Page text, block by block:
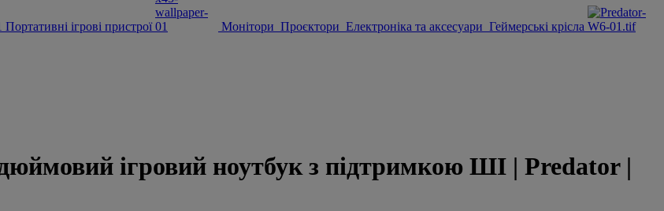
Портативні ігрові пристрої Монітори Проєктори Електроніка та аксесуари Геймерські крісла
ігровий ноутбук з підтримкою ШІ | Predator |